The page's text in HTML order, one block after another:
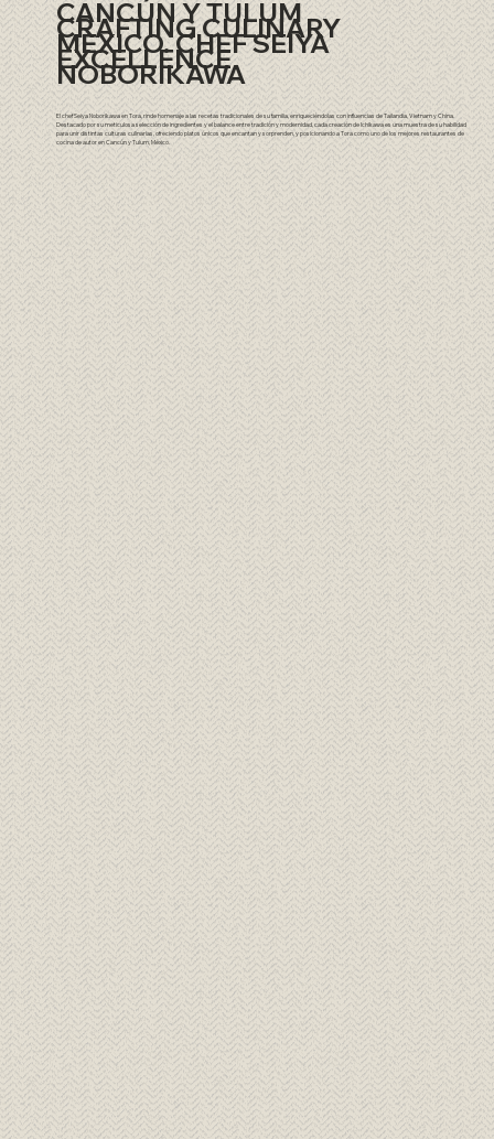
CANCÚN Y TULUM
MEXICO. CHEF SEIYA
NOBORIKAWA
CRAFTING CULINARY
EXCELLENCE
El chef Seiya Noborikawa en Tora, rinde homenaje a las recetas tradicionales de su familia, enriqueciéndolas con influencias de Tailandia, Vietnam y China.
Destacado por su meticulosa selección de ingredientes y el balance entre tradición y modernidad, cada creación de Ichikawa es una muestra de su habilidad
para unir distintas culturas culinarias, ofreciendo platos únicos que encantan y sorprenden, y posicionando a Tora como uno de los mejores restaurantes de
cocina de autor en Cancún y Tulum, México.